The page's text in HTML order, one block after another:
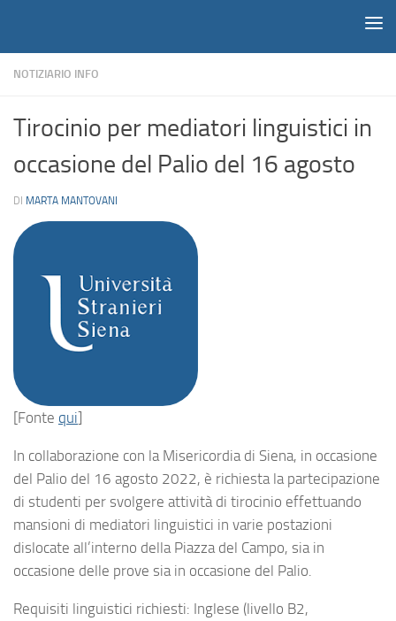
NOTIZIARIO INFO
Tirocinio per mediatori linguistici in
occasione del Palio del 16 agosto
DI MARTA MANTOVANI
[Fonte qui]
In collaborazione con la Misericordia di Siena, in occasione
del Palio del 16 agosto 2022, è richiesta la partecipazione
di studenti per svolgere attività di tirocinio effettuando
mansioni di mediatori linguistici in varie postazioni
dislocate all’interno della Piazza del Campo, sia in
occasione delle prove sia in occasione del Palio.
Requisiti linguistici richiesti: Inglese (livello B2,